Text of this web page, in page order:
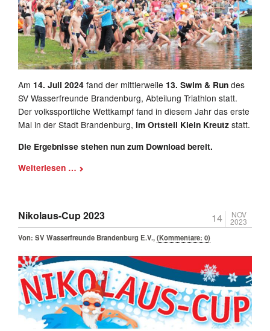
Am 14. Juli 2024fand der mittlerweile 13. Swim & Rundes
SV Wasserfreunde Brandenburg, Abteilung Triathlon statt.
Der volkssportliche Wettkampf fand in diesem Jahr das erste
Mal in der Stadt Brandenburg, im Ortsteil Klein Kreutzstatt.
Die Ergebnisse stehen nun zum Download bereit.
Weiterlesen …13.
Nikolaus-Cup 2023 14 NOV
2023
Von: SV Wasserfreunde Brandenburg E.V.,(Kommentare: 0)